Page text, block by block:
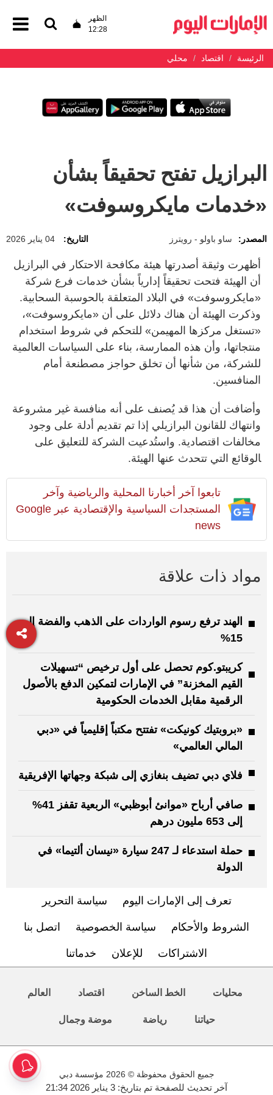
الظهر
12:28
الرئيسة اقتصاد محلي
البرازيل تفتح تحقيقاً بشأن
«خدمات مايكروسوفت»
المصدر: ساو باولو - رويترز التاريخ: 04 يناير 2026
أظهرت وثيقة أصدرتها ‌هيئة مكافحة الاحتكار في البرازيل
أن الهيئة فتحت تحقيقاً إدارياً بشأن خدمات فرع شركة
«مايكروسوفت» في البلاد المتعلقة بالحوسبة السحابية.
وذكرت الهيئة أن هناك دلائل على أن «مايكروسوفت»،
«تستغل مركزها المهيمن» للتحكم في شروط استخدام
منتجاتها، وأن هذه الممارسة، ​بناء على السياسات العالمية
للشركة، ​من شأنها ​أن تخلق حواجز مصطنعة أمام
المنافسين.
وأضافت ‌أن هذا ‌قد يُصنف على أنه منافسة غير مشروعة
وانتهاك للقانون البرازيلي إذا تم ​تقديم ​أدلة على وجود
مخالفات اقتصادية. واستُدعيت الشركة للتعليق على
‍الوقائع التي تتحدث عنها الهيئة.
تابعوا آخر أخبارنا المحلية والرياضية وآخر
المستجدات السياسية والإقتصادية عبر Google
news
مواد ذات علاقة
الهند ترفع رسوم الواردات على الذهب والفضة إلى
15%
كريبتو.كوم تحصل على أول ترخيص “تسهيلات
القيم المخزنة” في الإمارات لتمكين الدفع بالأصول
الرقمية مقابل الخدمات الحكومية
«بروبتيك كونيكت» تفتتح مكتباً إقليمياً في «دبي
المالي العالمي»
فلاي دبي تضيف بنغازي إلى شبكة وجهاتها الإفريقية
صافي أرباح «موانئ أبوظبي» الربعية تقفز 41%
إلى 653 مليون درهم
حملة استدعاء لـ 247 سيارة «نيسان ألتيما» في
الدولة
تعرف إلى الإمارات اليوم سياسة التحرير
الشروط والأحكام سياسة الخصوصية اتصل بنا
الاشتراكات للإعلان خدماتنا
محليات الخط الساخن اقتصاد العالم
حياتنا رياضة موضة وجمال
جميع الحقوق محفوظة © 2026 مؤسسة دبي
آخر تحديث للصفحة تم بتاريخ: 3 يناير 2026 21:34